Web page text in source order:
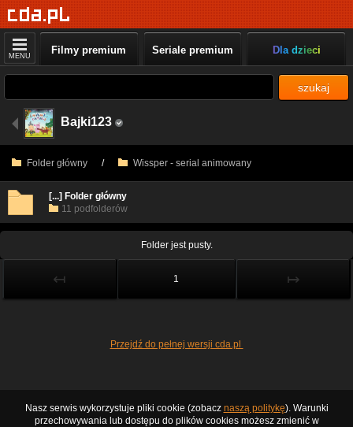
MENU Filmy premium Seriale premium Dla dzieci
szukaj
Bajki123
Folder główny / Wissper - serial animowany
[...] Folder główny
11 podfolderów
Folder jest pusty.
↤ 1 ↦
Przejdź do pełnej wersji cda.pl
Nasz serwis wykorzystuje pliki cookie (zobacz naszą politykę). Warunki
przechowywania lub dostępu do plików cookies możesz zmienić w